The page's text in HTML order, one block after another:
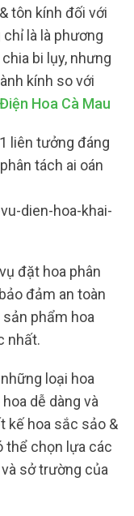
tôn kính đối với
là là phương
bi lụy, nhưng
kính so với
Điện Hoa Cà Mau
liên tưởng đáng
tách ai oán
dien-hoa-khai-
đặt hoa phân
đảm an toàn
phẩm hoa
nhất.
loại hoa
dễ dàng và
kế hoa sắc sảo &
thể chọn lựa các
sở trường của